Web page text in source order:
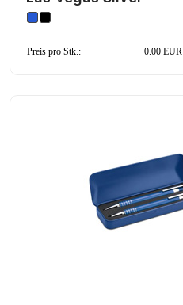
Preis pro Stk.: 0.00 EUR